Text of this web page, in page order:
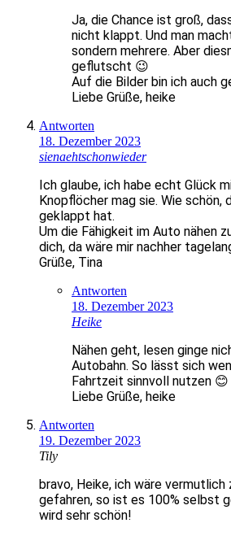
Ja, die Chance ist groß,
nicht klappt. Und man
sondern mehrere. Aber
geflutscht 😉
Auf die Bilder bin ich auch
Liebe Grüße, heike
Antworten
18. Dezember 2023
sienaehtschonwieder
Ich glaube, ich habe echt Glück
Knopflöcher mag sie. Wie schön,
geklappt hat.
Um die Fähigkeit im Auto nähen
dich, da wäre mir nachher
Grüße, Tina
Antworten
18. Dezember 2023
Heike
Nähen geht, lesen ginge
Autobahn. So lässt sich
Fahrtzeit sinnvoll nutzen 😊
Liebe Grüße, heike
Antworten
19. Dezember 2023
Tily
bravo, Heike, ich wäre
gefahren, so ist es 100% selbst
wird sehr schön!